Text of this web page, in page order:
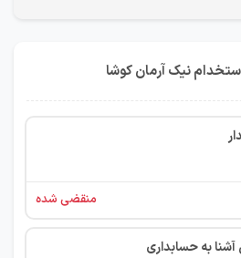
نیک آرمان کوشا
منقضی شده
به حسابداری